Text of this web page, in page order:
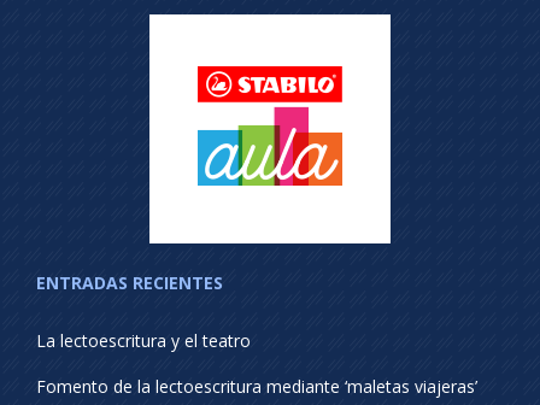
ENTRADAS RECIENTES
La lectoescritura y el teatro
Fomento de la lectoescritura mediante ‘maletas viajeras’